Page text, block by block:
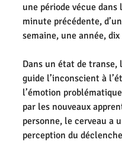
une période vécue dans
minute précédente,
semaine, une année,
Dans un état de transe,
guide l’inconscient à
l’émotion
par les nouveaux
personne, le cerveau a
perception du